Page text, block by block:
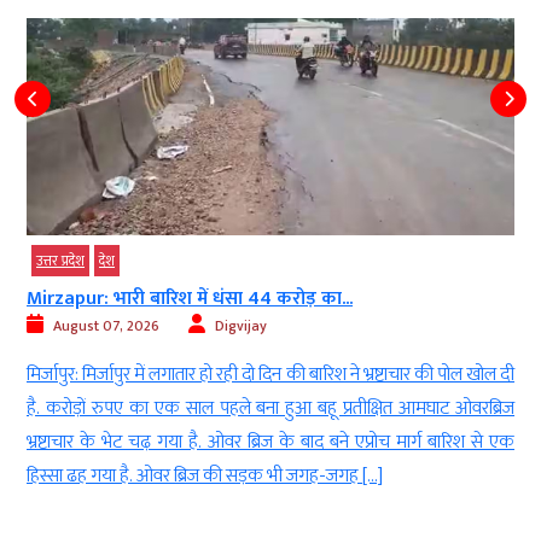
उत्तर प्रदेश देश
Mirzapur: भारी बारिश में धंसा 44 करोड़ का...
August 07, 2026 Digvijay
मिर्जापुर: मिर्जापुर में लगातार हो रही दो दिन की बारिश ने भ्रष्टाचार की पोल खोल दी
है. करोड़ों रुपए का एक साल पहले बना हुआ बहू प्रतीक्षित आमघाट ओवरब्रिज
भ्रष्टाचार के भेट चढ़ गया है. ओवर ब्रिज के बाद बने एप्रोच मार्ग बारिश से एक
हिस्सा ढह गया है. ओवर ब्रिज की सड़क भी जगह-जगह […]